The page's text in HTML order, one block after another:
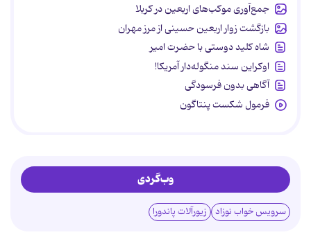
جمع‌آوری موکب‌های اربعین در کربلا
بازگشت زوار اربعین حسینی از مرز مهران
شاه کلید دوستی با حضرت امیر
اوکراین سند منگوله‌دار آمریکا!
آگاهی بدون فرسودگی
فرمول شکست پنتاگون
وب‌گردی
سرویس خواب نوزاد زیورآلات پاندورا